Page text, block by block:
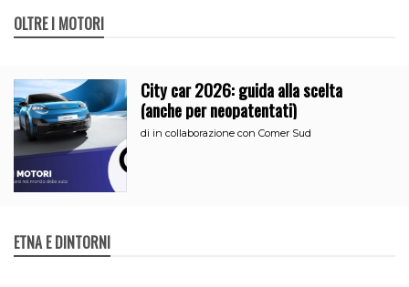
OLTRE I MOTORI
City car 2026: guida alla scelta
(anche per neopatentati)
di in collaborazione con Comer Sud
ETNA E DINTORNI